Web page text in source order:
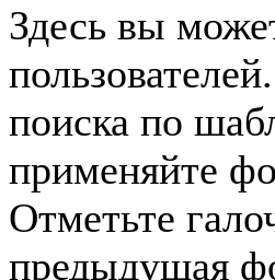
Здесь вы
поиска по
применяйте
Отметьте
предыдущая